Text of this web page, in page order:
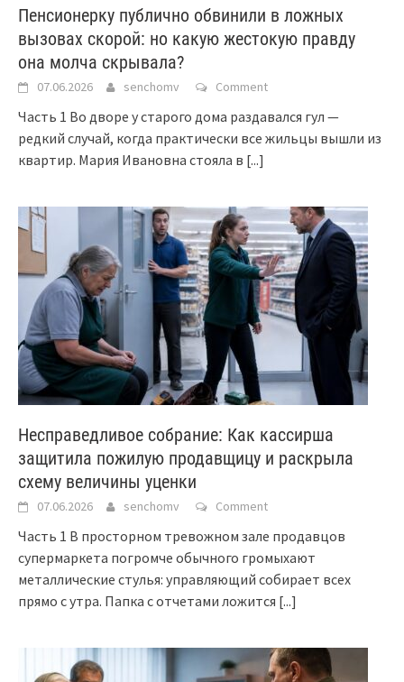
Пенсионерку публично обвинили в ложных
вызовах скорой: но какую жестокую правду
она молча скрывала?
07.06.2026 senchomv Comment
Часть 1 Во дворе у старого дома раздавался гул —
редкий случай, когда практически все жильцы вышли из
квартир. Мария Ивановна стояла в [...]
Несправедливое собрание: Как кассирша
защитила пожилую продавщицу и раскрыла
схему величины уценки
07.06.2026 senchomv Comment
Часть 1 В просторном тревожном зале продавцов
супермаркета погромче обычного громыхают
металлические стулья: управляющий собирает всех
прямо с утра. Папка с отчетами ложится [...]